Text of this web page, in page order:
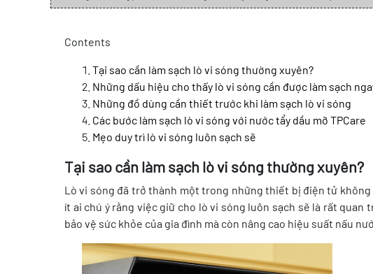
Contents
Tại sao cần làm sạch lò vi sóng thường xuyên?
Những dấu hiệu cho thấy lò vi sóng cần được làm sạch
Những đồ dùng cần thiết trước khi làm sạch lò vi sóng
Các bước làm sạch lò vi sóng với nước tẩy dầu mỡ TPCare
Mẹo duy trì lò vi sóng luôn sạch sẽ
Tại sao cần làm sạch lò vi sóng thường xuyên?
Lò vi sóng đã trở thành một trong những thiết bị điện tử
ít ai chú ý rằng việc giữ cho lò vi sóng luôn sạch sẽ là rất quan
bảo vệ sức khỏe của gia đình mà còn nâng cao hiệu suất nấu